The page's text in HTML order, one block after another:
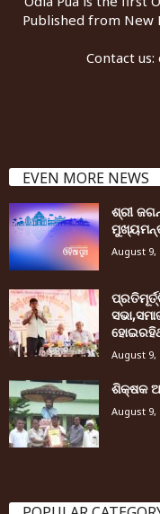
Published from New
Contact us:
EVEN MORE NEWS
ଶ୍ରୀ
August 9,
August 9,
ଶିକ୍ଷକ
August 9,